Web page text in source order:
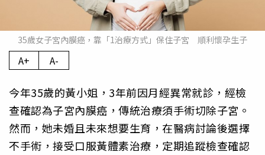
35歲女子宮內膜癌，靠「1治療方式」保住子宮 順利懷孕生子
A+ A-
今年35歲的黃小姐，3年前因月經異常就診，經檢
查確認為子宮內膜癌，傳統治療須手術切除子宮。
然而，她未婚且未來想要生育，在醫病討論後選擇
不手術，接受口服黃體素治療，定期追蹤檢查確認